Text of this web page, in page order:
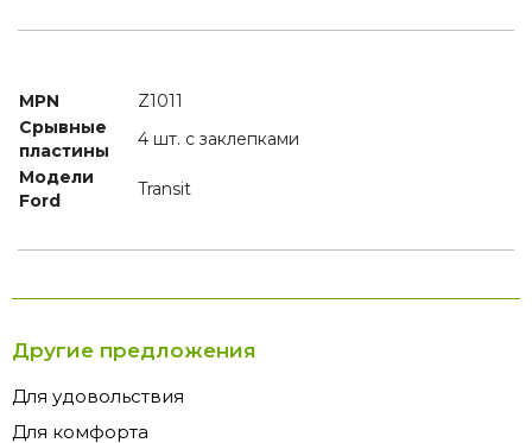
MPN
Z1011
Срывные
пластины
4 шт. с заклепками
Модели
Ford
Transit
Другие предложения
Для удовольствия
Для комфорта